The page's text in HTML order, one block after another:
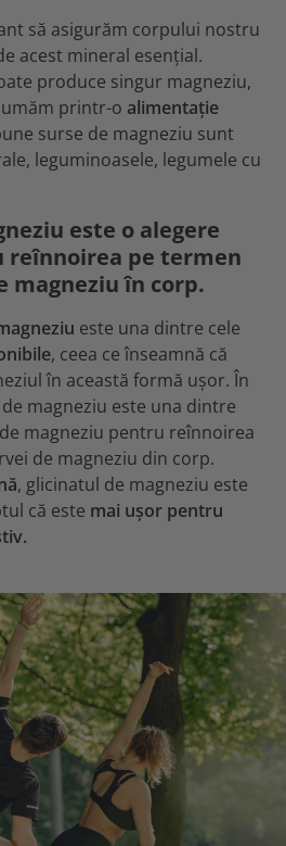
să asigurăm corpului nostru
acest mineral esențial.
produce singur magneziu,
printr-o alimentație
surse de magneziu sunt
leguminoasele, legumele cu
este o alegere
reînnoirea pe termen
magneziu în corp.
este una dintre cele
, ceea ce înseamnă că
în această formă ușor. În
magneziu este una dintre
magneziu pentru reînnoirea
de magneziu din corp.
, glicinatul de magneziu este
că este mai ușor pentru